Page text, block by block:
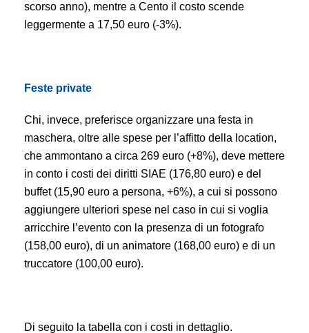
scorso anno), mentre a Cento il costo scende
leggermente a 17,50 euro (-3%).
Feste private
Chi, invece, preferisce organizzare una festa in
maschera, oltre alle spese per l’affitto della location,
che ammontano a circa 269 euro (+8%), deve mettere
in conto i costi dei diritti SIAE (176,80 euro) e del
buffet (15,90 euro a persona, +6%), a cui si possono
aggiungere ulteriori spese nel caso in cui si voglia
arricchire l’evento con la presenza di un fotografo
(158,00 euro), di un animatore (168,00 euro) e di un
truccatore (100,00 euro).
Di seguito la tabella con i costi in dettaglio.